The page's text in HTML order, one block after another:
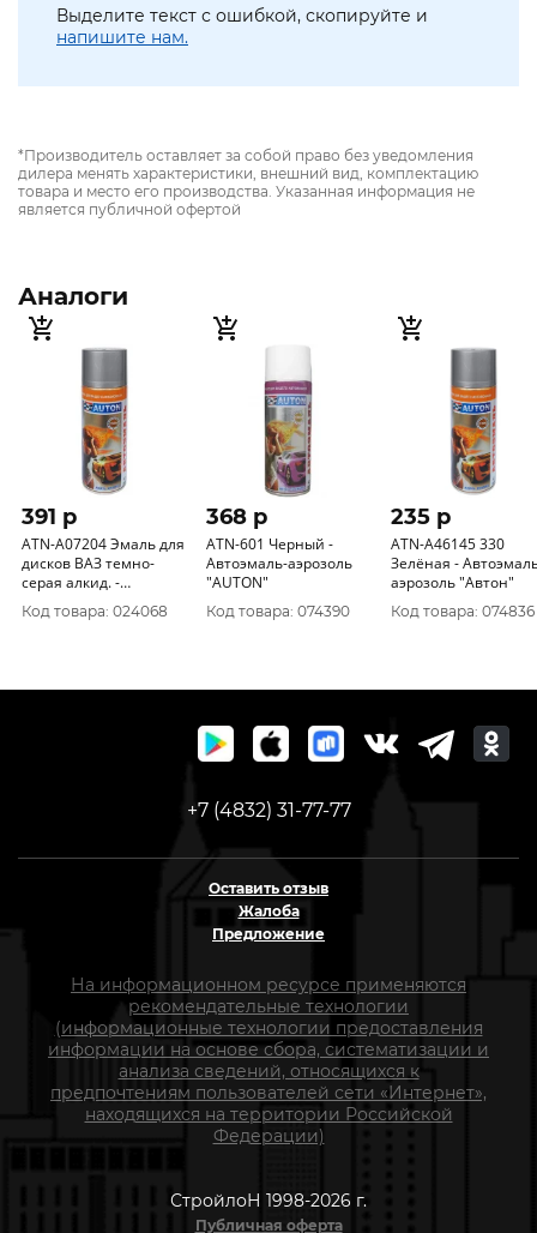
Выделите текст с ошибкой, скопируйте и
напишите нам.
*Производитель оставляет за собой право без уведомления
дилера менять характеристики, внешний вид, комплектацию
товара и место его производства. Указанная информация не
является публичной офертой
Аналоги
391 p
ATN-A07204 Эмаль для
дисков ВАЗ темно-
серая алкид. -
Аэрозоль "Автон"
Код товара: 024068
368 p
ATN-601 Черный -
Автоэмаль-аэрозоль
"AUTON"
Код товара: 074390
235 p
ATN-A46145 330
Зелёная -
аэрозоль "Автон"
Код товара: 074836
+7 (4832) 31-77-77
Оставить отзыв
Жалоба
Предложение
На информационном ресурсе применяются
рекомендательные технологии
(информационные технологии предоставления
информации на основе сбора, систематизации и
анализа сведений, относящихся к
предпочтениям пользователей сети «Интернет»,
находящихся на территории Российской
Федерации)
СтройлоН 1998-2026 г.
Публичная оферта